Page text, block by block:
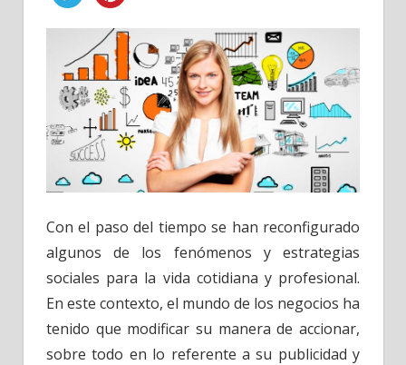
Con el paso del tiempo se han reconfigurado
algunos de los fenómenos y estrategias
sociales para la vida cotidiana y profesional.
En este contexto, el mundo de los negocios ha
tenido que modificar su manera de accionar,
sobre todo en lo referente a su publicidad y